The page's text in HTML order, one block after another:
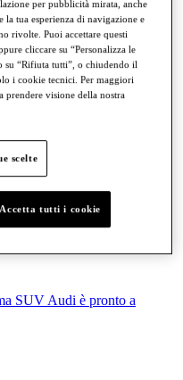
e Promozioni
di PWP S.r.l.
SUV Audi è pronto a
per pubblicità mirata, anche
tua esperienza di navigazione e
rivolte. Puoi accettare questi
cliccare su “Personalizza le
su “Rifiuta tutti”, o chiudendo il
i cookie tecnici. Per maggiori
visione della nostra
scelte
Accetta tutti i cookie